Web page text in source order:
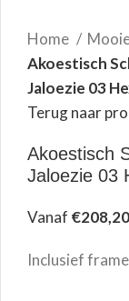
Home
Akoestisch
Jaloezie 03
Terug naar
Akoestisch
Jaloezie 03
Vanaf €208,20
Inclusief